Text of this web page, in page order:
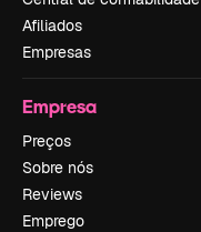
Afiliados
Empresas
Empresa
Preços
Sobre nós
Reviews
Emprego